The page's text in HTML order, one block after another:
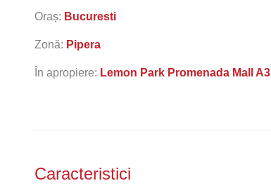
Oraș: Bucuresti
Zonă: Pipera
În apropiere: Lemon Park Promenada Mall A3
Caracteristici